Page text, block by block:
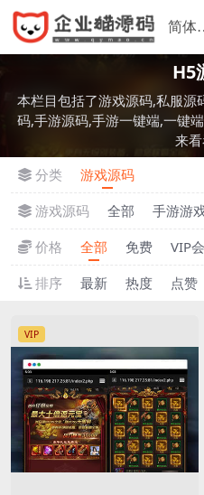
H5
本栏目包括了游戏源码,私服
码,手游源码,手游一键端,一键
来看
分类
游戏源码
游戏源码
全部 手游游
价格
全部 免费 VIP
排序
最新 热度 点赞
VIP